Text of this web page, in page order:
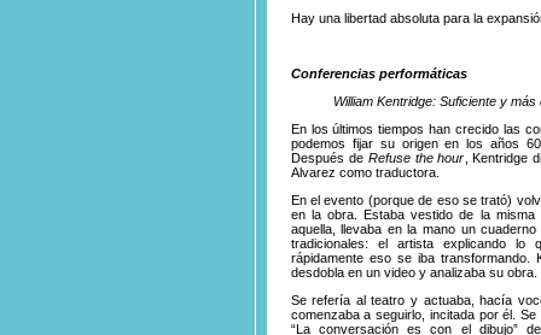
Hay una libertad absoluta para la
Conferencias performáticas
William Kentridge: Suficiente y más
En los últimos tiempos han crecido las
podemos fijar su origen en los años
Después de Refuse the hour , Kentridge
Alvarez como traductora.
En el evento (porque de eso se trató)
en la obra. Estaba vestido de la
aquella, llevaba en la mano un
tradicionales: el artista explicando lo
rápidamente eso se iba transformando.
desdobla en un video y analizaba su obra.
Se refería al teatro y actuaba, hacía
comenzaba a seguirlo, incitada por él.
“La conversación es con el dibujo”